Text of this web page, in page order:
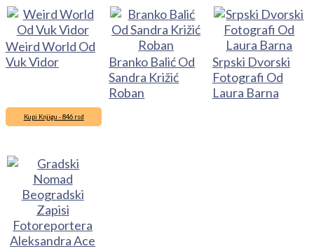
Weird World Od
Vuk Vidor
Branko Balić Od
Sandra Križić
Roban
Srpski Dvorski
Fotografi Od
Laura Barna
Kupi Knjigu - 846 rsd